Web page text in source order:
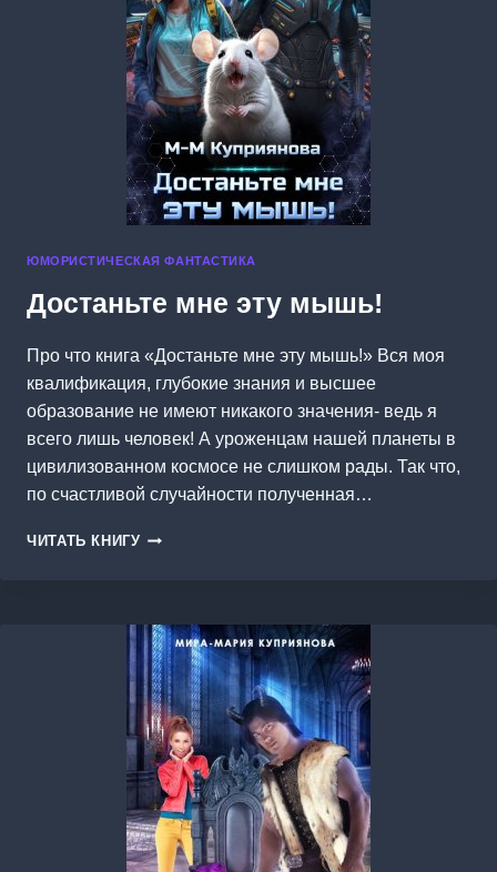
ЮМОРИСТИЧЕСКАЯ ФАНТАСТИКА
Достаньте мне эту мышь!
Про что книга «Достаньте мне эту мышь!» Вся моя
квалификация, глубокие знания и высшее
образование не имеют никакого значения- ведь я
всего лишь человек! А уроженцам нашей планеты в
цивилизованном космосе не слишком рады. Так что,
по счастливой случайности полученная…
ЧИТАТЬ КНИГУ ДОСТАНЬТЕ